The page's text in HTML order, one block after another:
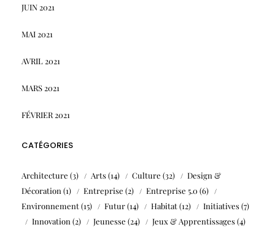
JUIN 2021
MAI 2021
AVRIL 2021
MARS 2021
FÉVRIER 2021
CATÉGORIES
Architecture (3) Arts(14) Culture (32)
Design &
Décoration (1) Entreprise (2) Entreprise 5.0 (6)
Environnement(15) Futur(14) Habitat(12) Initiatives(7)
Innovation (2) Jeunesse (24) Jeux & Apprentissages(4)